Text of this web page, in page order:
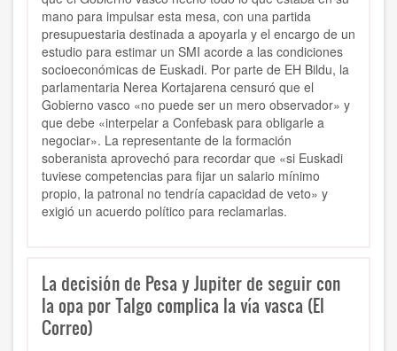
mano para impulsar esta mesa, con una partida
presupuestaria destinada a apoyarla y el encargo de un
estudio para estimar un SMI acorde a las condiciones
socioeconómicas de Euskadi. Por parte de EH Bildu, la
parlamentaria Nerea Kortajarena censuró que el
Gobierno vasco «no puede ser un mero observador» y
que debe «interpelar a Confebask para obligarle a
negociar». La representante de la formación
soberanista aprovechó para recordar que «si Euskadi
tuviese competencias para fijar un salario mínimo
propio, la patronal no tendría capacidad de veto» y
exigió un acuerdo político para reclamarlas.
La decisión de Pesa y Jupiter de seguir con
la opa por Talgo complica la vía vasca (El
Correo)